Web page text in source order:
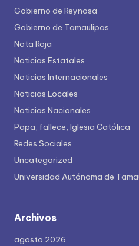
Gobierno de Reynosa
Gobierno de Tamaulipas
Nota Roja
Noticias Estatales
Noticias Internacionales
Noticias Locales
Noticias Nacionales
Papa, fallece, Iglesia Católica
Redes Sociales
Uncategorized
Universidad Autónoma de
Archivos
agosto 2026